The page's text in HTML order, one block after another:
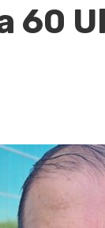
60